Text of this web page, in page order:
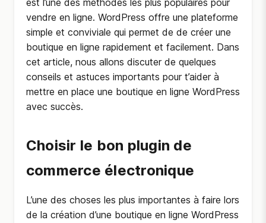
est l’une des méthodes les plus populaires pour
vendre en ligne. WordPress offre une plateforme
simple et conviviale qui permet de de créer une
boutique en ligne rapidement et facilement. Dans
cet article, nous allons discuter de quelques
conseils et astuces importants pour t’aider à
mettre en place une boutique en ligne WordPress
avec succès.
Choisir le bon plugin de
commerce électronique
L’une des choses les plus importantes à faire lors
de la création d’une boutique en ligne WordPress